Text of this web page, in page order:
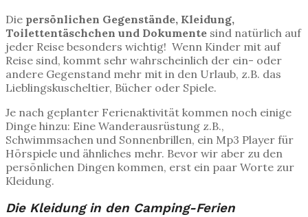
Die persönlichen Gegenstände, Kleidung,
Toilettentäschchen und Dokumente sind natürlich auf
jeder Reise besonders wichtig! Wenn Kinder mit auf
Reise sind, kommt sehr wahrscheinlich der ein- oder
andere Gegenstand mehr mit in den Urlaub, z.B. das
Lieblingskuscheltier, Bücher oder Spiele.
Je nach geplanter Ferienaktivität kommen noch einige
Dinge hinzu: Eine Wanderausrüstung z.B.,
Schwimmsachen und Sonnenbrillen, ein Mp3 Player für
Hörspiele und ähnliches mehr. Bevor wir aber zu den
persönlichen Dingen kommen, erst ein paar Worte zur
Kleidung.
Die Kleidung in den Camping-Ferien